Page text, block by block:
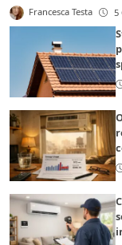
Francesca Testa 5